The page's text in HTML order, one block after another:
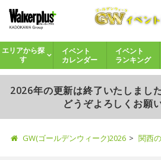
エリアから探
す
イベント
カレンダー
イベント
ランキング
2026年の更新は終了いたしまし
どうぞよろしくお願
GW(ゴールデンウィーク)2026 関西